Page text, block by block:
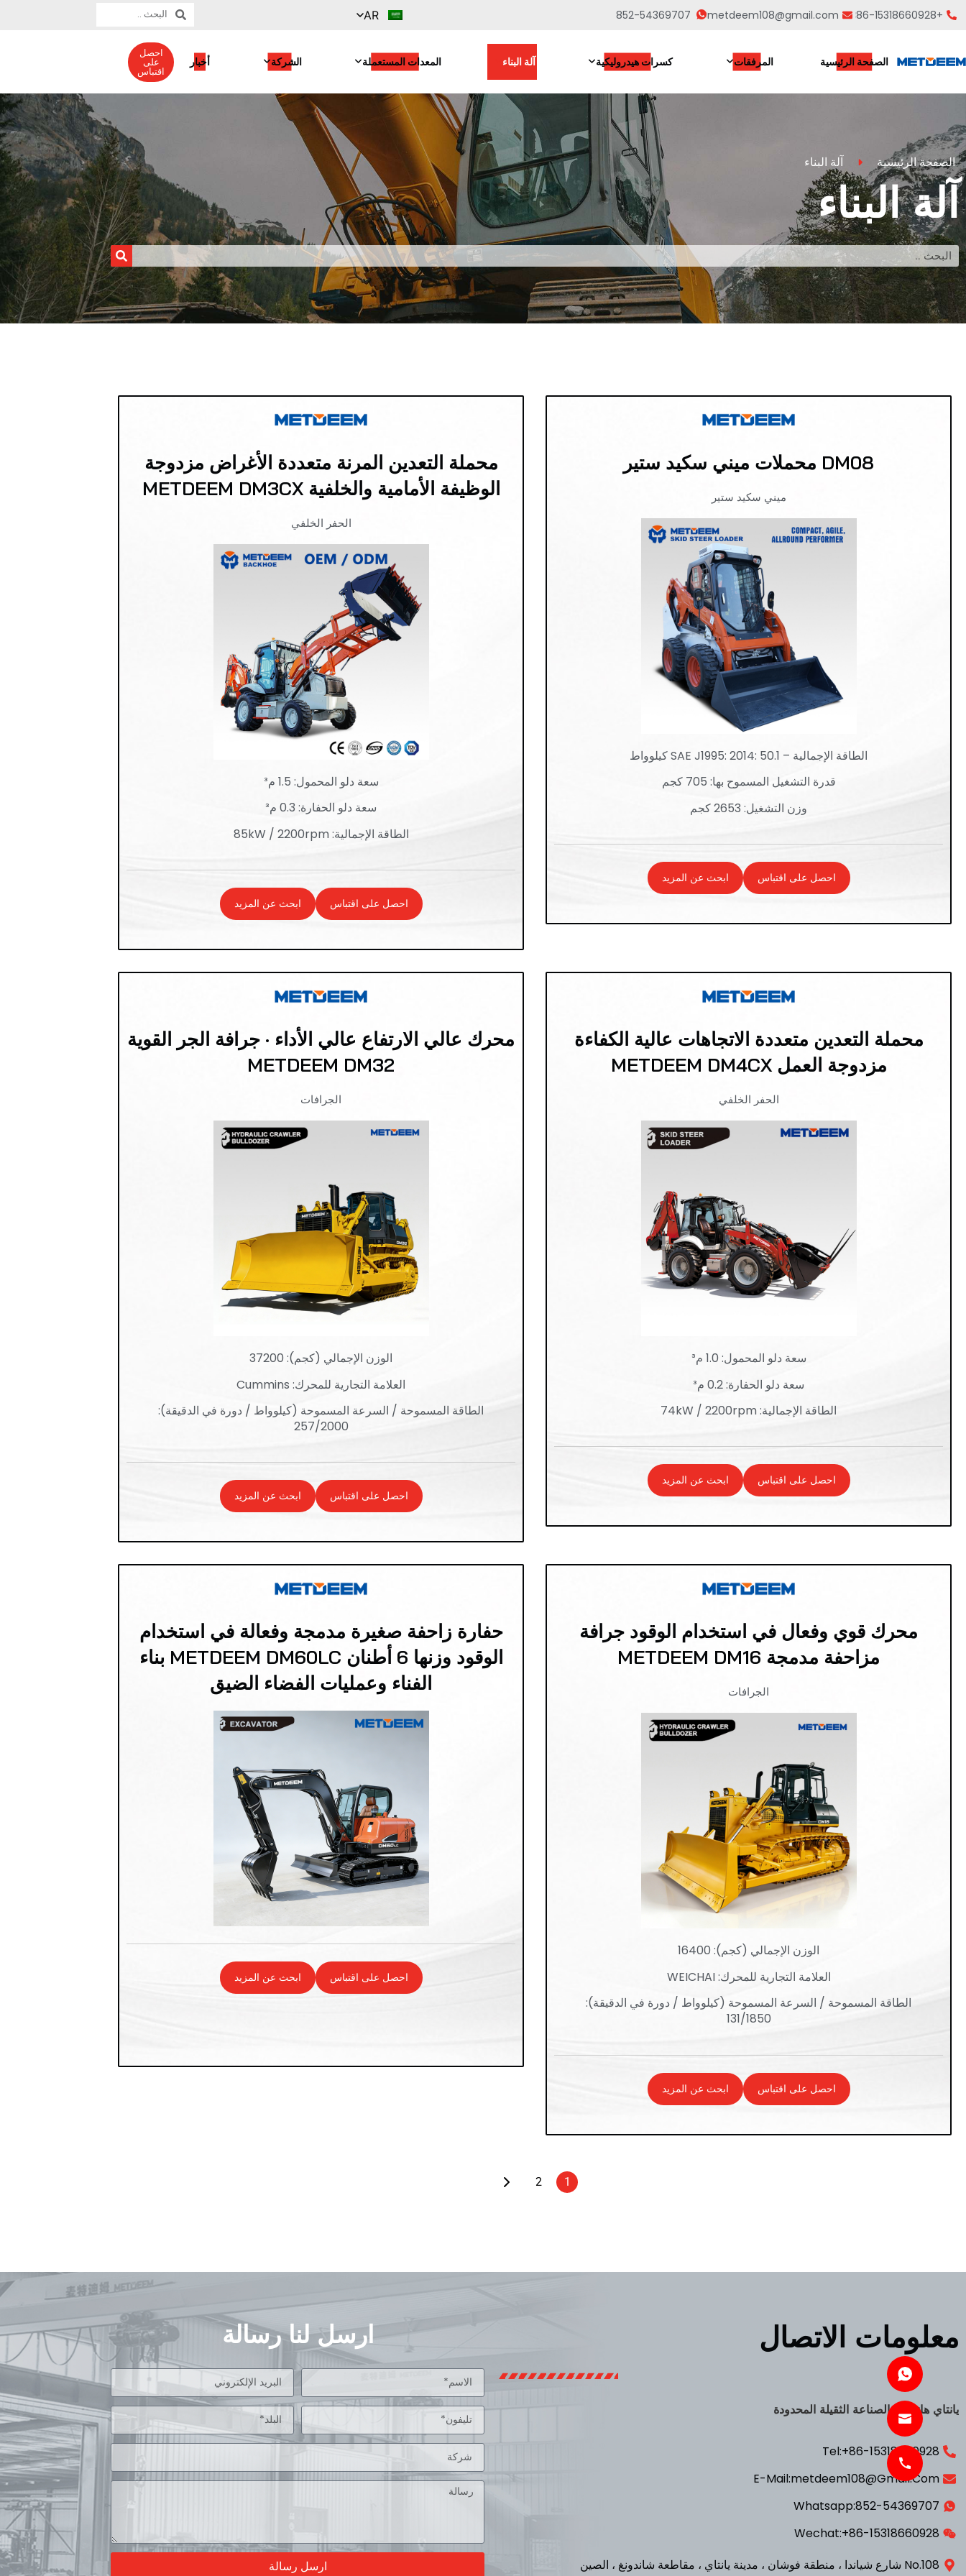
+86-15318660928
metdeem108@gmail.com
852-54369707
AR
الصفحة الرئيسية المرفقات كسرات هيدروليكية آلة البناء المعدات المستعملة الشركة أخبار
احصل
على
اقتباس
الصفحة الرئيسية آلة البناء
آلة البناء
DM08 محملات ميني سكيد ستير
ميني سكيد ستير
الطاقة الإجمالية – SAE J1995: 2014: 50.1 كيلوواط
قدرة التشغيل المسموح بها: 705 كجم
وزن التشغيل: 2653 كجم
احصل على اقتباس ابحث عن المزيد
محملة التعدين المرنة متعددة الأغراض مزدوجة
الوظيفة الأمامية والخلفية METDEEM DM3CX
الحفر الخلفي
سعة دلو المحمول: 1.5 م³
سعة دلو الحفارة: 0.3 م³
الطاقة الإجمالية: 85kW / 2200rpm
احصل على اقتباس ابحث عن المزيد
محملة التعدين متعددة الاتجاهات عالية الكفاءة
مزدوجة العمل METDEEM DM4CX
الحفر الخلفي
سعة دلو المحمول: 1.0 م³
سعة دلو الحفارة: 0.2 م³
الطاقة الإجمالية: 74kW / 2200rpm
احصل على اقتباس ابحث عن المزيد
محرك عالي الارتفاع عالي الأداء · جرافة الجر القوية
METDEEM DM32
الجرافات
الوزن الإجمالي (كجم): 37200
العلامة التجارية للمحرك: Cummins
الطاقة المسموحة / السرعة المسموحة (كيلوواط / دورة في الدقيقة):
257/2000
احصل على اقتباس ابحث عن المزيد
محرك قوي وفعال في استخدام الوقود جرافة
مزاحفة مدمجة METDEEM DM16
الجرافات
الوزن الإجمالي (كجم): 16400
العلامة التجارية للمحرك: WEICHAI
الطاقة المسموحة / السرعة المسموحة (كيلوواط / دورة في الدقيقة):
131/1850
احصل على اقتباس ابحث عن المزيد
حفارة زاحفة صغيرة مدمجة وفعالة في استخدام
الوقود وزنها 6 أطنان METDEEM DM60LC بناء
الفناء وعمليات الفضاء الضيق
احصل على اقتباس ابحث عن المزيد
1
2
معلومات الاتصال
يانتاي هانشينغ الصناعة الثقيلة المحدودة
Tel:+86-15318660928
E-Mail:metdeem108@gmail.com
Whatsapp:852-54369707
Wechat:+86-15318660928
No.108 شارع شياندا ، منطقة فوشان ، مدينة يانتاي ، مقاطعة شاندونغ ، الصين
ارسل لنا رسالة
ارسل رسالة